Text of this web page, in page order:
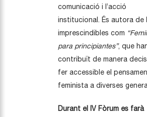
comunicació i l’acció
institucional. És autora de
imprescindibles com
para principiantes”, que
contribuït de manera
fer accessible el
feminista a diverses
Durant el IV Fòrum es farà